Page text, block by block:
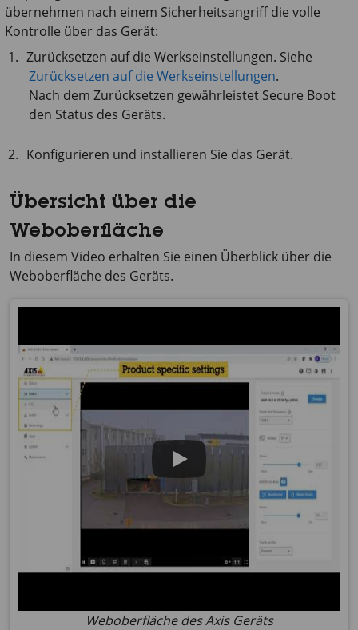
übernehmen nach einem Sicherheitsangriff die volle
Kontrolle über das Gerät:
Zurücksetzen auf die Werkseinstellungen. Siehe
Zurücksetzen auf die Werkseinstellungen.
Nach dem Zurücksetzen gewährleistet Secure Boot
den Status des Geräts.
Konfigurieren und installieren Sie das Gerät.
Übersicht über die
Weboberfläche
In diesem Video erhalten Sie einen Überblick über die
Weboberfläche des Geräts.
Weboberfläche des Axis Geräts